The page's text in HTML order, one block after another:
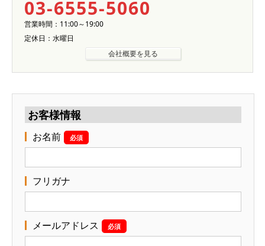
03-6555-5060
営業時間：11:00～19:00
定休日：水曜日
会社概要を見る
お客様情報
お名前 必須
フリガナ
メールアドレス 必須